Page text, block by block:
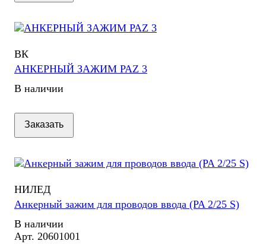
ВК
АНКЕРНЫЙ ЗАЖИМ PAZ 3
В наличии
Заказать
НИЛЕД
Анкерный зажим для проводов ввода (PA 2/25 S)
В наличии
Арт. 20601001